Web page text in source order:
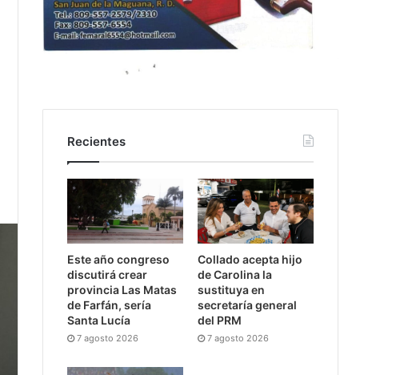
Recientes
Este año congreso
discutirá crear
provincia Las Matas
de Farfán, sería
Santa Lucía
7 agosto 2026
Collado acepta hijo
de Carolina la
sustituya en
secretaría general
del PRM
7 agosto 2026